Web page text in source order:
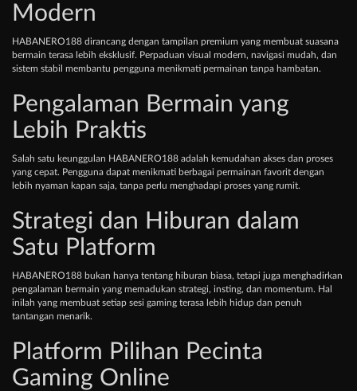
Modern
HABANERO188 dirancang dengan tampilan premium yang membuat suasana
bermain terasa lebih eksklusif. Perpaduan visual modern, navigasi mudah, dan
sistem stabil membantu pengguna menikmati permainan tanpa hambatan.
Pengalaman Bermain yang
Lebih Praktis
Salah satu keunggulan HABANERO188 adalah kemudahan akses dan proses
yang cepat. Pengguna dapat menikmati berbagai permainan favorit dengan
lebih nyaman kapan saja, tanpa perlu menghadapi proses yang rumit.
Strategi dan Hiburan dalam
Satu Platform
HABANERO188 bukan hanya tentang hiburan biasa, tetapi juga menghadirkan
pengalaman bermain yang memadukan strategi, insting, dan momentum. Hal
inilah yang membuat setiap sesi gaming terasa lebih hidup dan penuh
tantangan menarik.
Platform Pilihan Pecinta
Gaming Online